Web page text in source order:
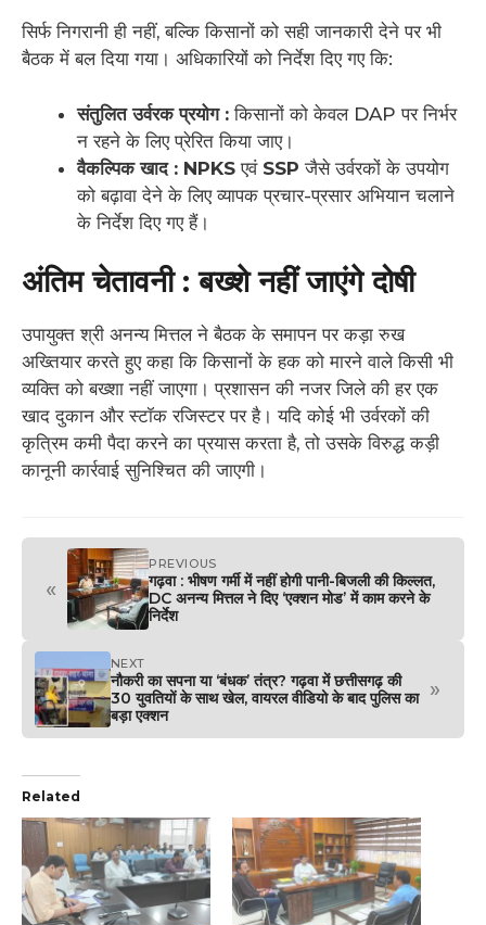
सिर्फ निगरानी ही नहीं, बल्कि किसानों को सही जानकारी देने पर भी
बैठक में बल दिया गया। अधिकारियों को निर्देश दिए गए कि:
संतुलित उर्वरक प्रयोग : किसानों को केवल DAP पर निर्भर
न रहने के लिए प्रेरित किया जाए।
वैकल्पिक खाद : NPKS एवं SSP जैसे उर्वरकों के उपयोग
को बढ़ावा देने के लिए व्यापक प्रचार-प्रसार अभियान चलाने
के निर्देश दिए गए हैं।
अंतिम चेतावनी : बख्शे नहीं जाएंगे दोषी
उपायुक्त श्री अनन्य मित्तल ने बैठक के समापन पर कड़ा रुख
अख्तियार करते हुए कहा कि किसानों के हक को मारने वाले किसी भी
व्यक्ति को बख्शा नहीं जाएगा। प्रशासन की नजर जिले की हर एक
खाद दुकान और स्टॉक रजिस्टर पर है। यदि कोई भी उर्वरकों की
कृत्रिम कमी पैदा करने का प्रयास करता है, तो उसके विरुद्ध कड़ी
कानूनी कार्रवाई सुनिश्चित की जाएगी।
«
PREVIOUS
गढ़वा : भीषण गर्मी में नहीं होगी पानी-बिजली की किल्लत,
DC अनन्य मित्तल ने दिए ‘एक्शन मोड’ में काम करने के
निर्देश
NEXT
नौकरी का सपना या ‘बंधक’ तंत्र? गढ़वा में छत्तीसगढ़ की
30 युवतियों के साथ खेल, वायरल वीडियो के बाद पुलिस का
बड़ा एक्शन
»
Related